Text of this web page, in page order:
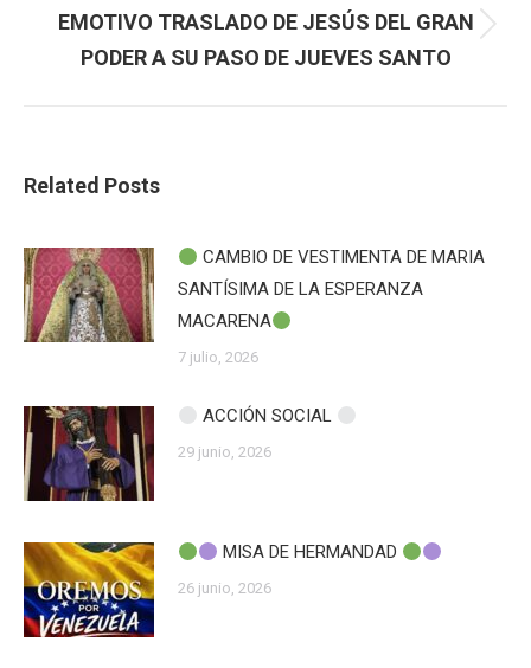
siguiente:
EMOTIVO TRASLADO DE JESÚS DEL GRAN
PODER A SU PASO DE JUEVES SANTO
Related Posts
CAMBIO DE VESTIMENTA DE MARIA
SANTÍSIMA DE LA ESPERANZA
MACARENA
7 julio, 2026
ACCIÓN SOCIAL
29 junio, 2026
MISA DE HERMANDAD
26 junio, 2026